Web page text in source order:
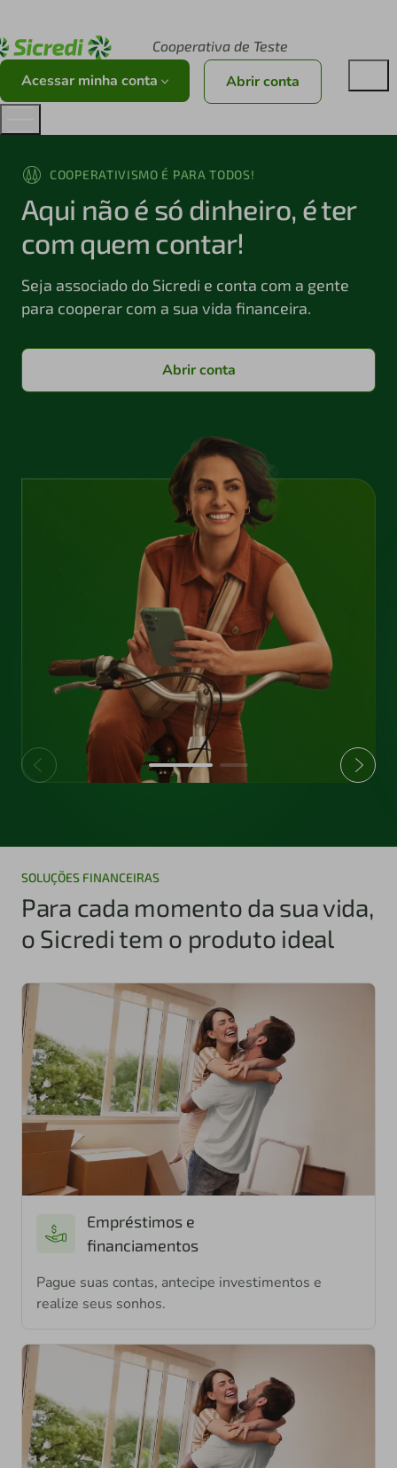
Cooperativa de Teste
Acessar minha conta Abrir conta
COOPERATIVISMO É PARA TODOS!
Aqui não é só dinheiro, é ter
com quem contar!
Seja associado do Sicredi e conta com a gente
para cooperar com a sua vida financeira.
Abrir conta
SOLUÇÕES FINANCEIRAS
Para cada momento da sua vida,
o Sicredi tem o produto ideal
Empréstimos e
financiamentos
Pague suas contas, antecipe investimentos e
realize seus sonhos.